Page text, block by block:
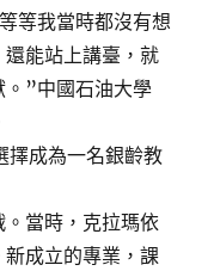
等等我當時都沒有想
能站上講臺，就
。”中國石油大學
成為一名銀齡教
當時，克拉瑪依
成立的專業，課